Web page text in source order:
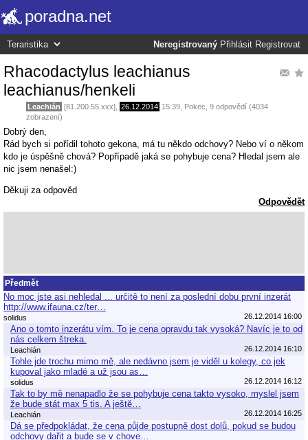
poradna.net
Neregistrovaný Přihlásit Registrovat
Rhacodactylus leachianus
leachianus/henkeli
Leachián [81.200.55.xxx], 26.12.2014 15:39 Pokec , 9 odpovědí (4034
zobrazení)
Dobrý den,
Rád bych si pořídil tohoto gekona, má tu někdo odchovy? Nebo ví o někom
kdo je úspěšně chová? Popřípadě jaká se pohybuje cena? Hledal jsem ale
nic jsem nenašel:)
Děkuji za odpověd
Odpovědět
Předmět
No moc jste asi nehledal ... určitě to není za poslední dobu první inzerát
http://www.ifauna.cz/ter…
solidus 26.12.2014 16:00
Ano o tomto inzerátu vím. To je cena opravdu tak vysoká? Navíc je to od
nás celkem štreka.
Leachián 26.12.2014 16:10
Tohle jde trochu mimo mě, ale nedávno jsem je viděl u kolegy, co jek
kupoval jako mladé a už jsou as…
solidus 26.12.2014 16:12
Tak to by mě nenapadlo že se pohybuje cena takto vysoko, myslel jsem
že bude stát max 5 tis. A ještě…
Leachián 26.12.2014 16:25
Dá se předpokládat, že cena půjde postupně dost dolů, pokud se budou
odchovy dařit a bude se v chove…